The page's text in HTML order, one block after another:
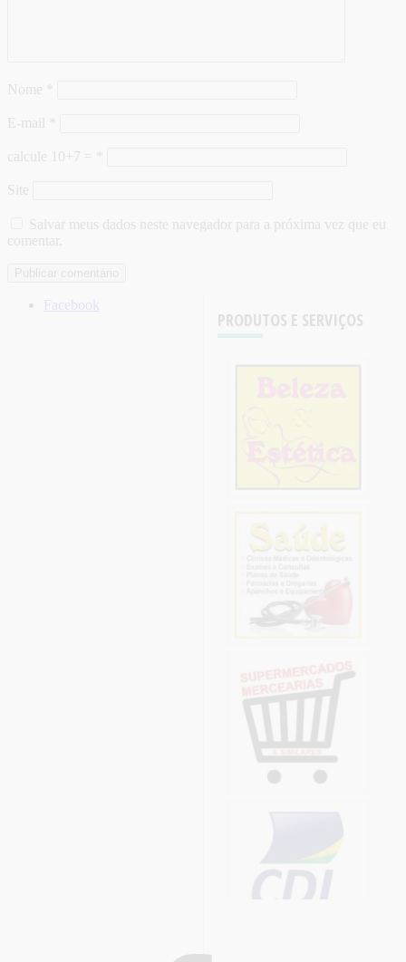
Nome
E-mail
calcule 10+7 =
Site
Salvar meus dados neste navegador para a próxima vez que eu
comentar.
PRODUTOS E SERVIÇOS
Facebook